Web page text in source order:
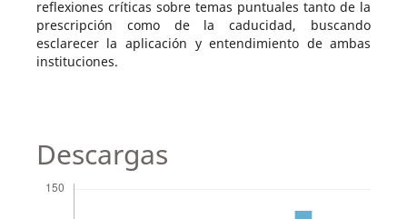
reflexiones críticas sobre temas puntuales tanto de la
prescripción como de la caducidad, buscando
esclarecer la aplicación y entendimiento de ambas
instituciones.
Descargas